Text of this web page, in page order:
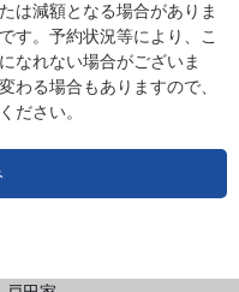
は減額となる場合がありま
す。予約状況等により、こ
なれない場合がございま
わる場合もありますので、
ださい。